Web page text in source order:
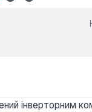
інверторним